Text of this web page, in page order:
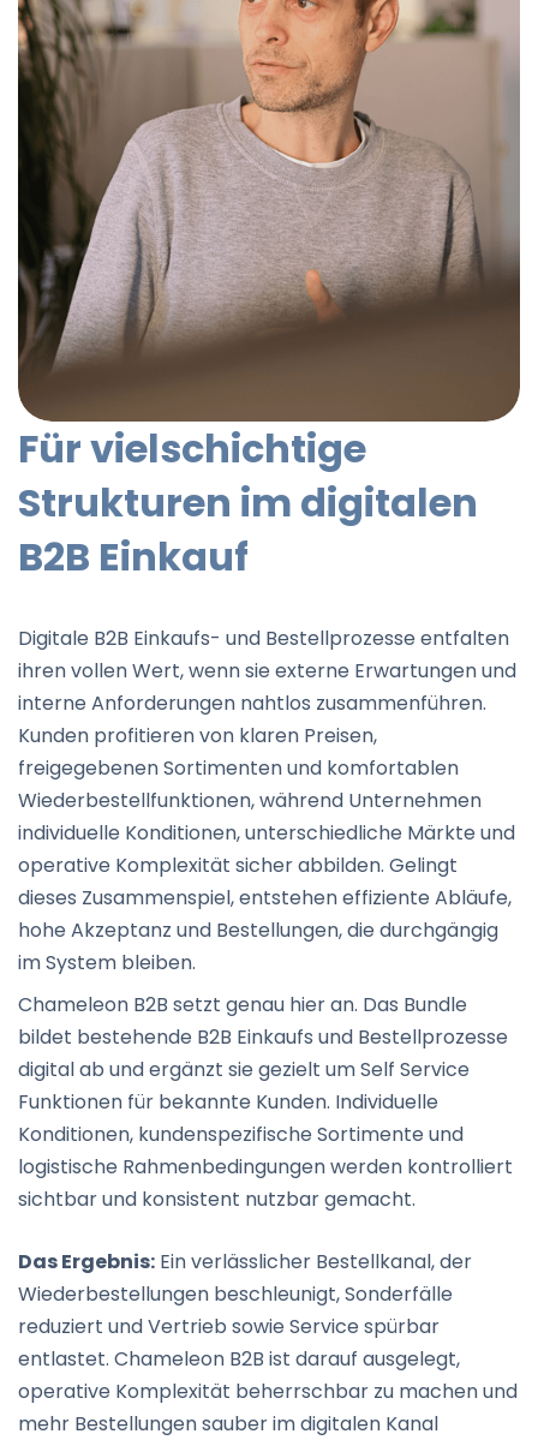
Für vielschichtige
Strukturen im digitalen
B2B Einkauf
Digitale B2B Einkaufs- und Bestellprozesse entfalten
ihren vollen Wert, wenn sie externe Erwartungen und
interne Anforderungen nahtlos zusammenführen.
Kunden profitieren von klaren Preisen,
freigegebenen Sortimenten und komfortablen
Wiederbestellfunktionen, während Unternehmen
individuelle Konditionen, unterschiedliche Märkte und
operative Komplexität sicher abbilden. Gelingt
dieses Zusammenspiel, entstehen effiziente Abläufe,
hohe Akzeptanz und Bestellungen, die durchgängig
im System bleiben.
Chameleon B2B setzt genau hier an. Das Bundle
bildet bestehende B2B Einkaufs und Bestellprozesse
digital ab und ergänzt sie gezielt um Self Service
Funktionen für bekannte Kunden. Individuelle
Konditionen, kundenspezifische Sortimente und
logistische Rahmenbedingungen werden kontrolliert
sichtbar und konsistent nutzbar gemacht.
Das Ergebnis: Ein verlässlicher Bestellkanal, der
Wiederbestellungen beschleunigt, Sonderfälle
reduziert und Vertrieb sowie Service spürbar
entlastet. Chameleon B2B ist darauf ausgelegt,
operative Komplexität beherrschbar zu machen und
mehr Bestellungen sauber im digitalen Kanal